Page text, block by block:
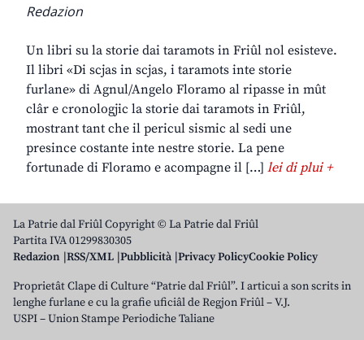
Redazion
Un libri su la storie dai taramots in Friûl nol esisteve.
Il libri «Di scjas in scjas, i taramots inte storie
furlane» di Agnul/Angelo Floramo al ripasse in mût
clâr e cronologjic la storie dai taramots in Friûl,
mostrant tant che il pericul sismic al sedi une
presince costante inte nestre storie. La pene
fortunade di Floramo e acompagne il […] lei di plui +
La Patrie dal Friûl Copyright © La Patrie dal Friûl
Partita IVA 01299830305
Redazion RSS/XML Pubblicità Privacy PolicyCookie Policy
Proprietât Clape di Culture “Patrie dal Friûl”. I articui a son scrits in
lenghe furlane e cu la grafie uficiâl de Regjon Friûl – V.J.
USPI – Union Stampe Periodiche Taliane